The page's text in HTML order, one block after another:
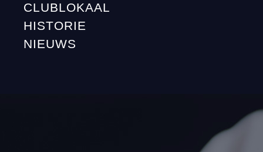
CLUBLOKAAL
HISTORIE
NIEUWS